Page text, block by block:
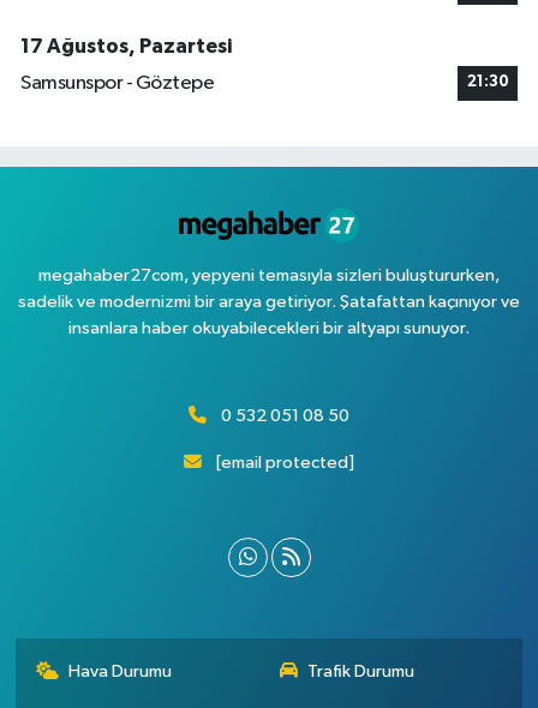
17 Ağustos, Pazartesi
Samsunspor - Göztepe
21:30
megahaber27com, yepyeni temasıyla sizleri buluştururken,
sadelik ve modernizmi bir araya getiriyor. Şatafattan kaçınıyor ve
insanlara haber okuyabilecekleri bir altyapı sunuyor.
0 532 051 08 50
[email protected]
Hava Durumu Trafik Durumu